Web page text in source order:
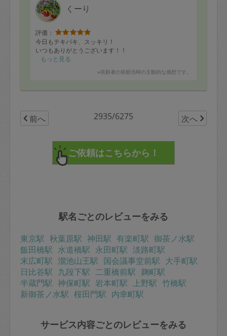
くーり
評価：
今日もテキパキ、スッキリ！
いつもありがとうございます！！
もっと見る
※依頼者の依頼当時の主観的な感想です。
前へ 2935/6275 次へ
駅名ごとのレビューをみる
東京駅 秋葉原駅 神田駅 有楽町駅 御茶ノ水駅
飯田橋駅 水道橋駅 永田町駅 淡路町駅
末広町駅 溜池山王駅 国会議事堂前駅 大手町駅
日比谷駅 九段下駅 二重橋前駅 麹町駅
半蔵門駅 神保町駅 岩本町駅 上野駅 竹橋駅
新御茶ノ水駅 桜田門駅 内幸町駅
サービス内容ごとのレビューをみる